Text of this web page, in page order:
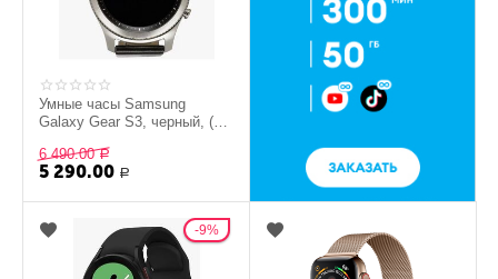
Умные часы Samsung
Galaxy Gear S3, черный, (Б/
6 490.00 Р
5 290.00 Р
9%